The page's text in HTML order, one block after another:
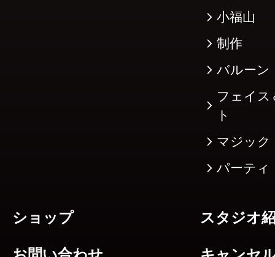
小福山
制作
バルーン
フェイス
ト
マジック
パーティ
ショップ スタジオ